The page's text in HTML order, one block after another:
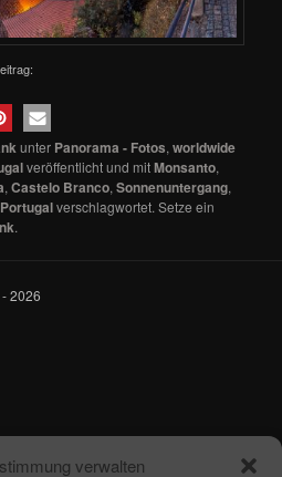
verwalten
unter Panorama - Fotos,worldwide
veröffentlicht und mitMonsanto,
,Castelo Branco,Sonnenuntergang,
Portugalverschlagwortet. Setze ein
.
2026